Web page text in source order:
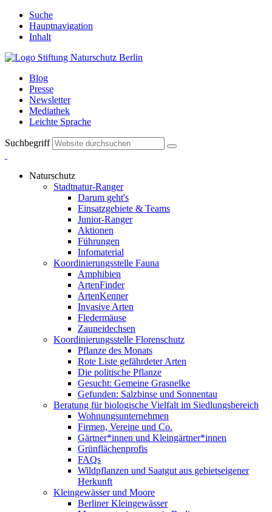
Suche
Hauptnavigation
Inhalt
Blog
Presse
Newsletter
Mediathek
Leichte Sprache
Suchbegriff
Naturschutz
Stadtnatur-Ranger
Darum geht's
Einsatzgebiete & Teams
Junior-Ranger
Aktionen
Führungen
Infomaterial
Koordinierungsstelle Fauna
Amphibien
ArtenFinder
ArtenKenner
Invasive Arten
Fledermäuse
Zauneidechsen
Koordinierungsstelle Florenschutz
Pflanze des Monats
Rote Liste gefährdeter Arten
Die politische Pflanze
Gesucht: Gemeine Grasnelke
Gefunden: Salzbinse und Sonnentau
Beratung für biologische Vielfalt im Siedlungsbereich
Wohnungsunternehmen
Firmen, Vereine und Co.
Gärtner*innen und Kleingärtner*innen
Grünflächenprofis
FAQs
Wildpflanzen und Saatgut aus gebietseigener
Herkunft
Kleingewässer und Moore
Berliner Kleingewässer